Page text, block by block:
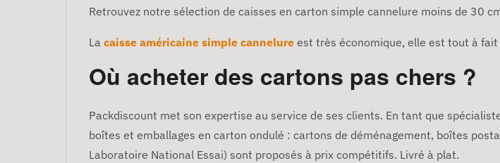
Retrouvez notre sélection de caisses en carton simple cannelure moins de 30
La caisse américaine simple cannelure est très économique, elle est tout à
Où acheter des cartons pas chers ?
Packdiscount met son expertise au service de ses clients. En tant que
boîtes et emballages en carton ondulé : cartons de déménagement, boîtes
Laboratoire National Essai) sont proposés à prix compétitifs. Livré à plat.